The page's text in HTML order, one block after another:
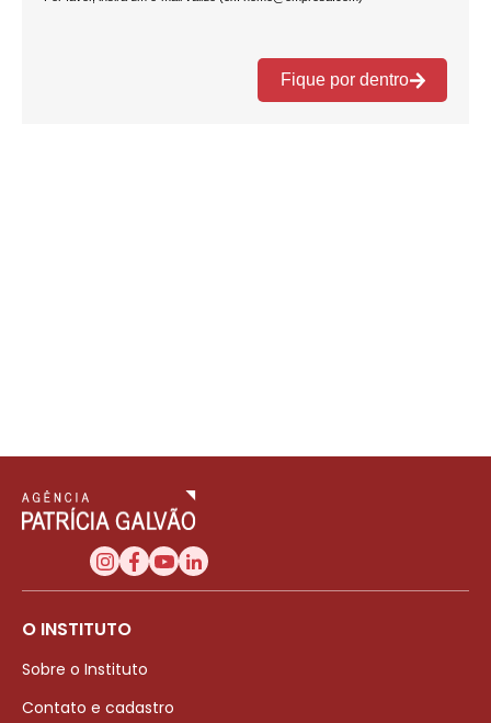
O INSTITUTO
Sobre o Instituto
Contato e cadastro